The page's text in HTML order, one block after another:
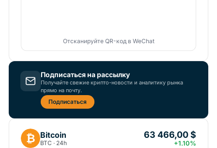
Отсканируйте QR-код в WeChat
Подписаться на рассылку
Получайте свежие крипто-новости и аналитику рынка
прямо на почту.
Подписаться
₿ Bitcoin
BTC · 24h
63 466,00 $
+1.10%